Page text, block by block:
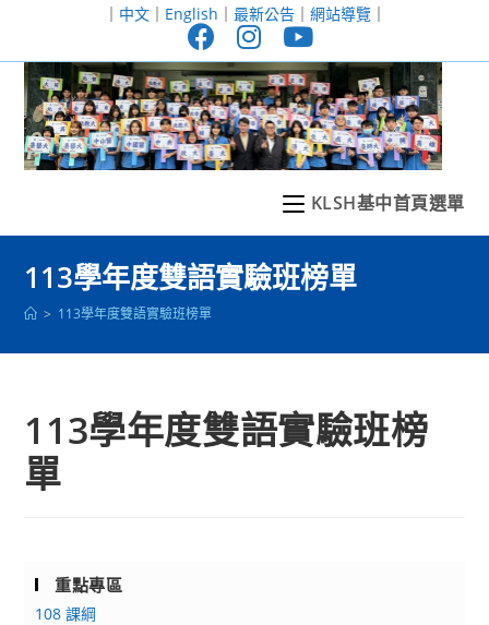
至
｜ 中文｜ English ｜ 最新公告｜ 網站導覽｜
KLSH基中首頁選單
113學年度雙語實驗班榜單
> 113學年度雙語實驗班榜單
113學年度雙語實驗班榜
單
重點專區
108 課綱